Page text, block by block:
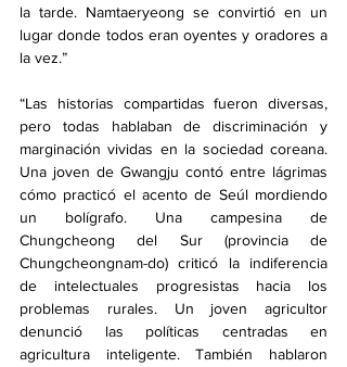
la tarde. Namtaeryeong se convirtió en un
lugar donde todos eran oyentes y oradores a
la vez.”
“Las historias compartidas fueron diversas,
pero todas hablaban de discriminación y
marginación vividas en la sociedad coreana.
Una joven de Gwangju contó entre lágrimas
cómo practicó el acento de Seúl mordiendo
un bolígrafo. Una campesina de
Chungcheong del Sur (provincia de
Chungcheongnam-do) criticó la indiferencia
de intelectuales progresistas hacia los
problemas rurales. Un joven agricultor
denunció las políticas centradas en
agricultura inteligente. También hablaron